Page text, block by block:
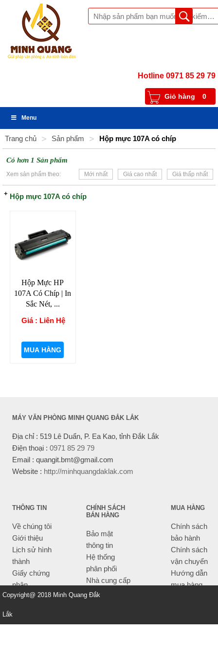
Hotline 0971 85 29 79
Giỏ hàng 0
Menu
Trang chủ > Sản phẩm > Hộp mực 107A có chíp
Có hơn 1 Sản phẩm
Xem sản phẩm theo: Mới nhất Giá cao nhất Giá thấp nhất
Hộp mực 107A có chíp
Hộp Mực HP
107A Có Chíp | In
Sắc Nét, ...
Giá : Liên Hệ
MUA HÀNG
MÁY VĂN PHÒNG MINH QUANG ĐẮK LẮK
Địa chỉ : 519 Lê Duẩn, P. Ea Kao, tỉnh Đắk Lắk
Điện thoại : 0971 85 29 79
Email : quangit.bmt@gmail.com
Website : http://minhquangdaklak.com
THÔNG TIN
Về chúng tôi
Giới thiệu
Lịch sử hình
thành
Giấy chứng
nhận
CHÍNH SÁCH
BÁN HÀNG
Bảo mật
thông tin
Hệ thống
phân phối
Nhà cung cấp
Tiêu chí bán
MUA HÀNG
Chính sách
bảo hành
Chính sách
vận chuyển
Hướng dẫn
mua hàng
Copyright@ 2018 Minh Quang Đắk
Lắk